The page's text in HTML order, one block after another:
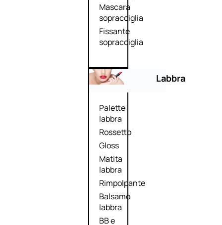
Mascara
sopracciglia
Fissante
sopracciglia
Labbra
Palette
labbra
Rossetto
Gloss
Matita
labbra
Rimpolpante
Balsamo
labbra
BB e